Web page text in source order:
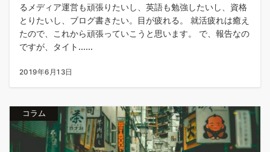
るメディア運営も頑張りたいし、英語も勉強したいし、資格
とりたいし、ブログ書きたい。目が疲れる。 就活疲れは癒え
たので、これから頑張っていこうと思います。 で、報告なの
ですが、タイト......
2019年6月13日
コラム